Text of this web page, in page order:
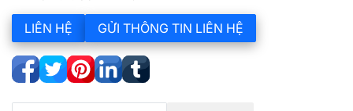
LIÊN HỆ GỬI THÔNG TIN LIÊN HỆ